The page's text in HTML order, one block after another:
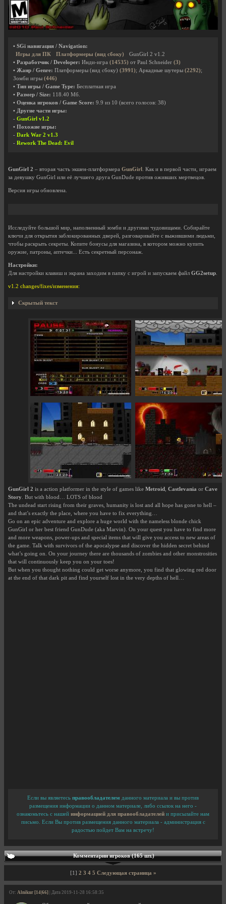
• SGi навигация / Navigation:
Игры для ПК
Платформеры (вид сбоку)
GunGirl 2 v1.2
• Разработчик / Developer: Инди-игра (14535) от Paul Schneider (3)
• Жанр / Genre: Платформеры (вид сбоку) (3991); Аркадные шутеры (2292);
Зомби игры (446)
• Тип игры / Game Type: Бесплатная игра
• Размер / Size: 118.40 Мб.
• Оценка игроков / Game Score: 9.9 из 10 (всего голосов: 38)
• Другие части игры:
- GunGirl v1.2
• Похожие игры:
- Dark War 2 v1.3
- Rework The Dead: Evil
GunGirl 2 – вторая часть экшен-платформера GunGirl
. Как и в первой части, играем
за девушку GunGirl или её лучшего друга GunDude против оживших мертвецов.
Версия игры обновлена.
Исследуйте большой мир, наполненный зомби и другими чудовищами. Собирайте
ключи для открытия заблокированных дверей, разговаривайте с выжившими людьми,
чтобы раскрыть секреты. Копите бонусы для магазина, в котором можно купить
оружие, патроны, аптечки... Есть секретный персонаж.
Настройки:
Для настройки клавиш и экрана заходим в папку с игрой и запускаем файл GG2setup
v1.2 changes/fixes/изменения:
Скрытый текст
GunGirl 2 is a action platformer in the style of games like Metroid Castlevania or Cave
Story . But with blood… LOTS of blood
The undead start rising from their graves, humanity is lost and all hope has gone to hell –
and that’s exactly the place, where you have to fix everything…
Go on an epic adventure and explore a huge world with the nameless blonde chick
GunGirl or her best friend GunDude (aka Marvin). On your quest you have to find more
and more weapons, power-ups and special items that will give you access to new areas of
the game. Talk with survivors of the apocalypse and discover the hidden secret behind
what’s going on. On your journey there are thousands of zombies and other monstrosities
that will continuously keep you on your toes!
But when you thought nothing could get worse anymore, you find that glowing red door
at the end of that dark pit and find yourself lost in the very depths of hell…
Если вы являетесь правообладателем данного материала и вы против
размещения информации о данном материале, либо ссылок на него -
ознакомьтесь с нашей информацией для правообладателей и присылайте нам
письмо. Если Вы против размещения данного материала - администрация с
радостью пойдет Вам на встречу!
Комментарии игроков (165 шт.)
[1] 2 3 4 5 Следующая страница »
От: Alnikur [14|66] | Дата 2019-11-28 16:58:35